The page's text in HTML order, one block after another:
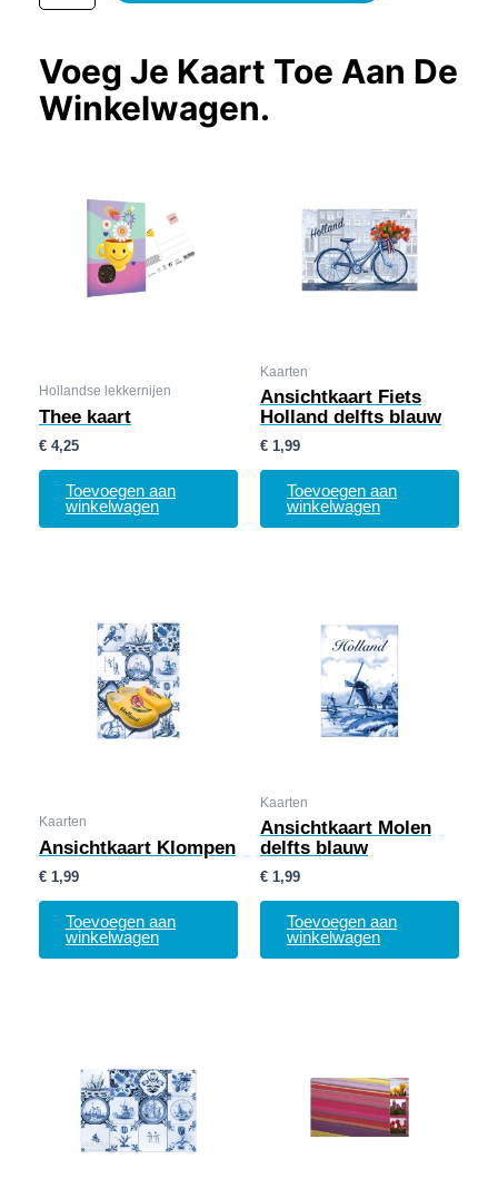
Voeg Je Kaart Toe Aan De
Winkelwagen.
Hollandse lekkernijen
Thee kaart
€ 4,25
Toevoegen aan
winkelwagen
Kaarten
Ansichtkaart Fiets
Holland delfts blauw
€ 1,99
Toevoegen aan
winkelwagen
Kaarten
Ansichtkaart Klompen
€ 1,99
Toevoegen aan
winkelwagen
Kaarten
Ansichtkaart Molen
delfts blauw
€ 1,99
Toevoegen aan
winkelwagen